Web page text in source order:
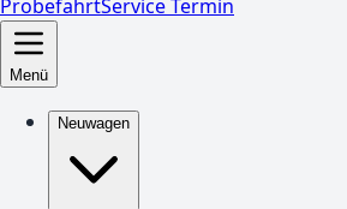
ProbefahrtService Termin
Menü
Neuwagen